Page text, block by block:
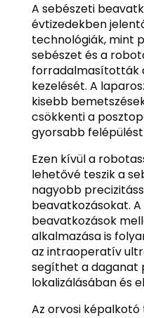
A sebészeti
évtizedekben
technológiák, mint
sebészet és a
forradalmasították
kezelését. A
kisebb
csökkenti a
gyorsabb
Ezen kívül a
lehetővé teszik a
nagyobb
beavatkozásokat.
beavatkozások
alkalmazása is
az intraoperatív
segíthet a daganat
lokalizálásában és
Az orvosi